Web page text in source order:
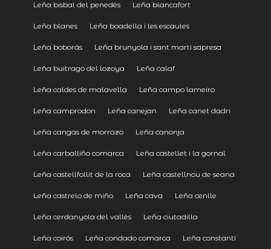
Leña bisbal del penedès Leña blancafort
Leña blanes Leña boadella i les escaules
Leña boborás Leña brunyola i sant martí sapresa
Leña buitrago del lozoya Leña calaf
Leña caldes de malavella Leña campo lameiro
Leña camprodon Leña canejan Leña canet dadri
Leña cangas de morrazo Leña canonja
Leña carballiño comarca Leña castellet i la gornal
Leña castellfollit de la roca Leña castellnou de seana
Leña castrelo de miño Leña cava Leña cenlle
Leña cerdanyola del vallès Leña ciutadilla
Leña coirós Leña condado comarca Leña constantí